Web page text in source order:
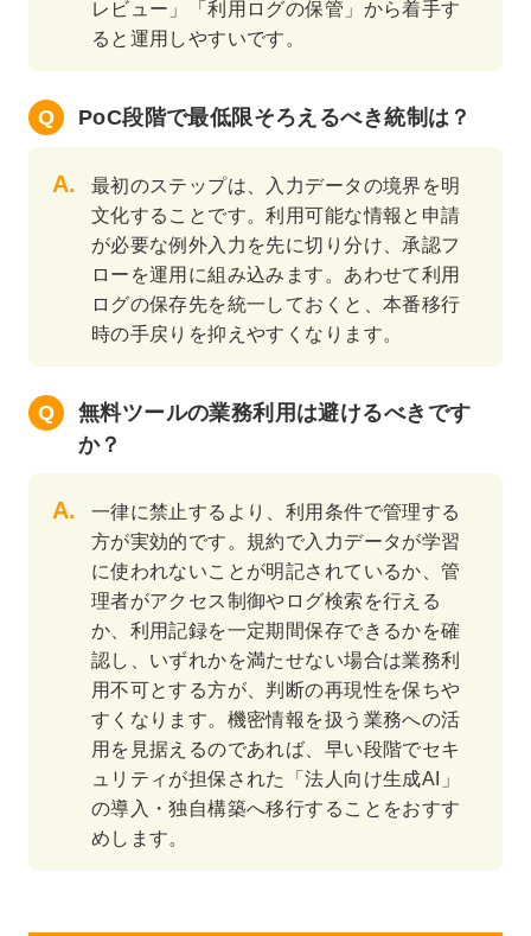
レビュー」「利用ログの保管」から着手す
ると運用しやすいです。
PoC段階で最低限そろえるべき統制は？
最初のステップは、入力データの境界を明
文化することです。利用可能な情報と申請
が必要な例外入力を先に切り分け、承認フ
ローを運用に組み込みます。あわせて利用
ログの保存先を統一しておくと、本番移行
時の手戻りを抑えやすくなります。
無料ツールの業務利用は避けるべきです
か？
一律に禁止するより、利用条件で管理する
方が実効的です。規約で入力データが学習
に使われないことが明記されているか、管
理者がアクセス制御やログ検索を行える
か、利用記録を一定期間保存できるかを確
認し、いずれかを満たせない場合は業務利
用不可とする方が、判断の再現性を保ちや
すくなります。機密情報を扱う業務への活
用を見据えるのであれば、早い段階でセキ
ュリティが担保された「法人向け生成AI」
の導入・独自構築へ移行することをおすす
めします。